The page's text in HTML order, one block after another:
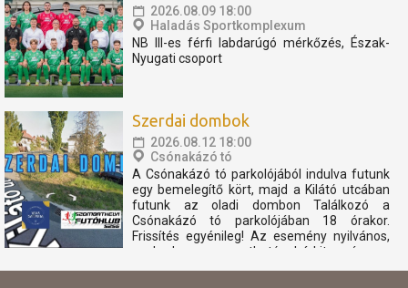
2026.08.09 18:00
Haladás Sportkomplexum
NB III-es férfi labdarúgó mérkőzés, Észak-
Nyugati csoport
Szerdai dombok
2026.08.12 18:00
Csónakázó tó
A Csónakázó tó parkolójából indulva futunk
egy bemelegítő kört, majd a Kilátó utcában
futunk az oladi dombon Találkozó a
Csónakázó tó parkolójában 18 órakor.
Frissítés egyénileg! Az esemény nyilvános,
szabadon megosztható, bárkit szívesen